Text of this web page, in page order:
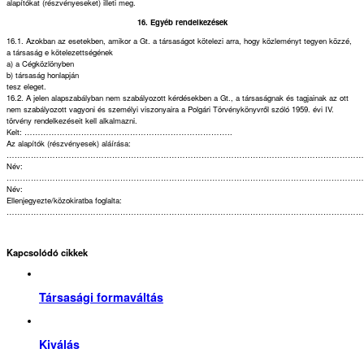
alapítókat (részvényeseket) illeti meg.
16. Egyéb rendelkezések
16.1. Azokban az esetekben, amikor a Gt. a társaságot kötelezi arra, hogy közleményt tegyen közzé,
a társaság e kötelezettségének
a) a Cégközlönyben
b) társaság honlapján
tesz eleget.
16.2. A jelen alapszabályban nem szabályozott kérdésekben a Gt., a társaságnak és tagjainak az ott
nem szabályozott vagyoni és személyi viszonyaira a Polgári Törvénykönyvről szóló 1959. évi IV.
törvény rendelkezéseit kell alkalmazni.
Kelt: …………………………………………………………………..
Az alapítók (részvényesek) aláírása:
……………………………………………………………………………………………………………………
Név:
……………………………………………………………………………………………………………………
Név:
Ellenjegyezte/közokiratba foglalta:
……………………………………………………………………………………………………………………
Kapcsolódó cikkek
Társasági formaváltás
Kiválás